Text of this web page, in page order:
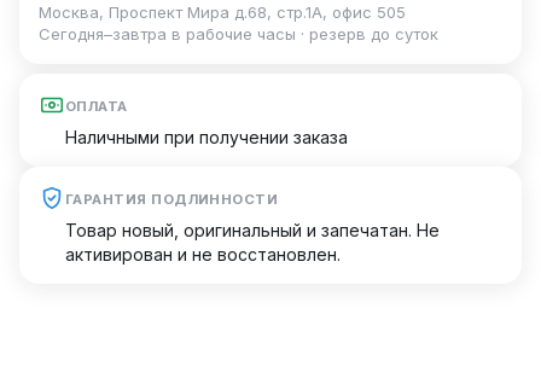
Москва, Проспект Мира д.68, стр.1А, офис 505
Сегодня–завтра в рабочие часы · резерв до суток
ОПЛАТА
Наличными при получении заказа
ГАРАНТИЯ ПОДЛИННОСТИ
Товар новый, оригинальный и запечатан. Не
активирован и не восстановлен.